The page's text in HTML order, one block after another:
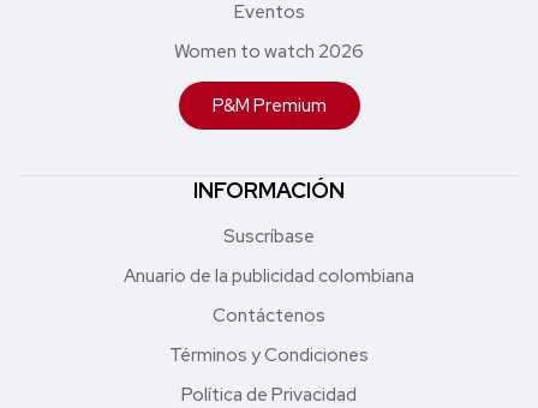
Eventos
Women to watch 2026
P&M Premium
INFORMACIÓN
Suscríbase
Anuario de la publicidad colombiana
Contáctenos
Términos y Condiciones
Política de Privacidad